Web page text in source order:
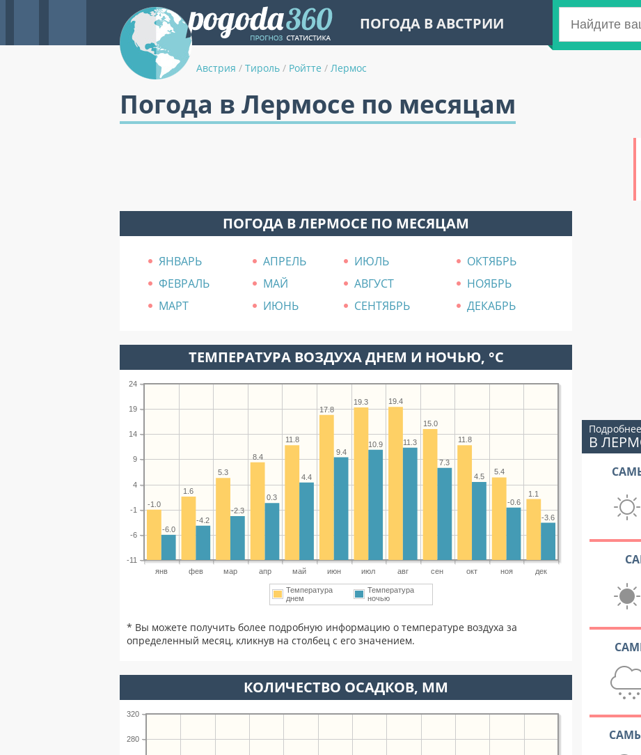
ПОГОДА В АВСТРИИ
Австрия / Тироль / Ройтте / Лермос
Погода в Лермосе по месяцам
ПОГОДА В ЛЕРМОСЕ ПО МЕСЯЦАМ
ЯНВАРЬ АПРЕЛЬ ИЮЛЬ
ОКТЯБРЬ
ФЕВРАЛЬ
МАЙ АВГУСТ
НОЯБРЬ
МАРТ
ИЮНЬ СЕНТЯБРЬ ДЕКАБРЬ
ТЕМПЕРАТУРА ВОЗДУХА ДНЕМ И НОЧЬЮ, °C
янв фев мар апр май июн июл авг сен окт ноя дек
-11
-6
-1
4
9
14
19
24
1.1
5.4
11.8
15.0
19.4
19.3
17.8
11.8
8.4
5.3
1.6
-1.0
-3.6
-0.6
4.5
7.3
11.3
10.9
9.4
4.4
0.3
-2.3
-4.2
-6.0
Температура
днем
Температура
ночью
* Вы можете получить более подробную информацию о температуре воздуха за
определенный месяц, кликнув на столбец с его значением.
КОЛИЧЕСТВО ОСАДКОВ, ММ
280
320
В